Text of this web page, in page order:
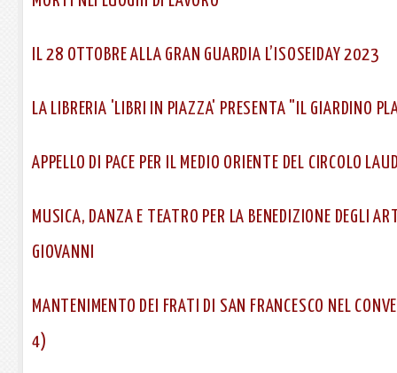
IL 28 OTTOBRE ALLA GRAN GUARDIA L’ISOSEIDAY 2023
LA LIBRERIA 'LIBRI IN PIAZZA' PRESENTA "IL GIARDINO
APPELLO DI PACE PER IL MEDIO ORIENTE DEL CIRCOLO
MUSICA, DANZA E TEATRO PER LA BENEDIZIONE DEGLI
GIOVANNI
MANTENIMENTO DEI FRATI DI SAN FRANCESCO NEL
4)